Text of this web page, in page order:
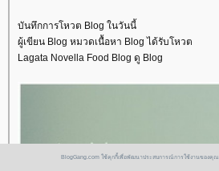
บันทึกการโหวต Blog ในวันนี้
ผู้เขียน Blog หมวดเนื้อหา Blog ได้รับโหวต
Lagata Novella Food Blog ดู Blog
BlogGang.com ใช้คุกกี้เพื่อพัฒนาประสบการณ์การใช้งานของคุณ